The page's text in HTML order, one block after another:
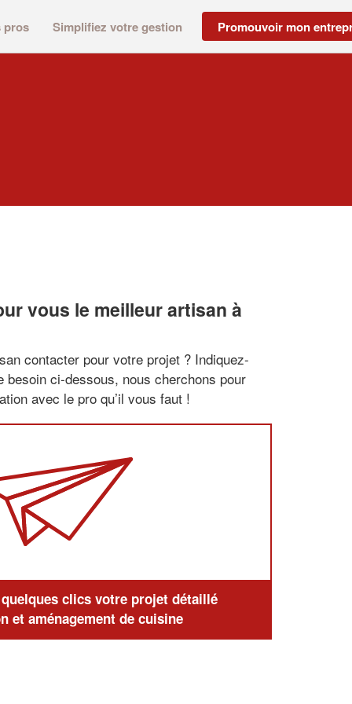
pros Simplifiez votre gestion Promouvoir mon
vous le meilleur artisan à
contacter pour votre projet ? Indiquez-
besoin ci-dessous, nous cherchons pour
avec le pro qu’il vous faut !
clics votre projet détaillé
et aménagement de cuisine